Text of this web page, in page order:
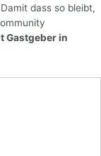
dass so bleibt,
Gastgeber in